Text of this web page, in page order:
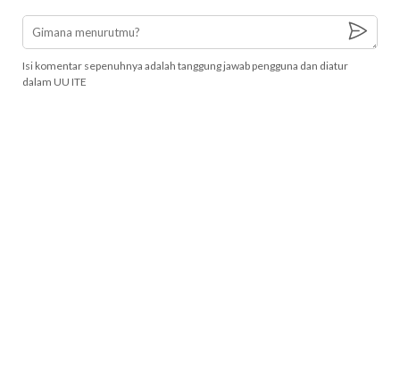
Isi komentar sepenuhnya adalah tanggung jawab pengguna dan diatur
dalam UU ITE